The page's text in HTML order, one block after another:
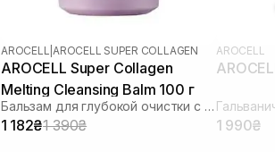
AROCELL |AROCELL SUPER COLLAGEN
AROCELL Super Collagen
Melting Cleansing Balm 100 г
Бальзам для глубокой очистки с коллагеном и пептидами
1 182₴1 390₴
AROCELL
1 990₴